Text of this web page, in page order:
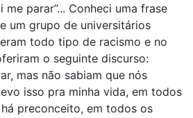
me parar”... Conheci uma frase
um grupo de universitários
todo tipo de racismo e no
o seguinte discurso:
mas não sabiam que nós
isso pra minha vida, em todos
preconceito, em todos os